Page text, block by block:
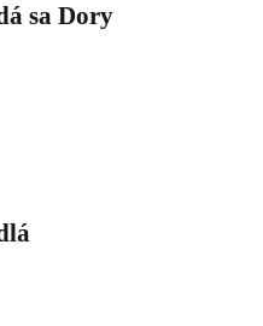
sa Dory